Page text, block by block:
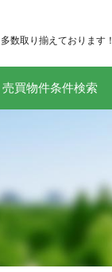
数取り揃えております！
売買物件条件検索